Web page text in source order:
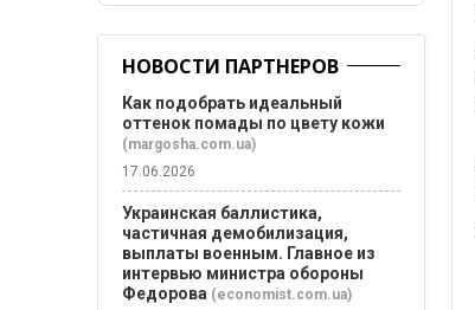
НОВОСТИ ПАРТНЕРОВ
Как подобрать идеальный
оттенок помады по цвету кожи
(margosha.com.ua)
17.06.2026
Украинская баллистика,
частичная демобилизация,
выплаты военным. Главное из
интервью министра обороны
Федорова (economist.com.ua)